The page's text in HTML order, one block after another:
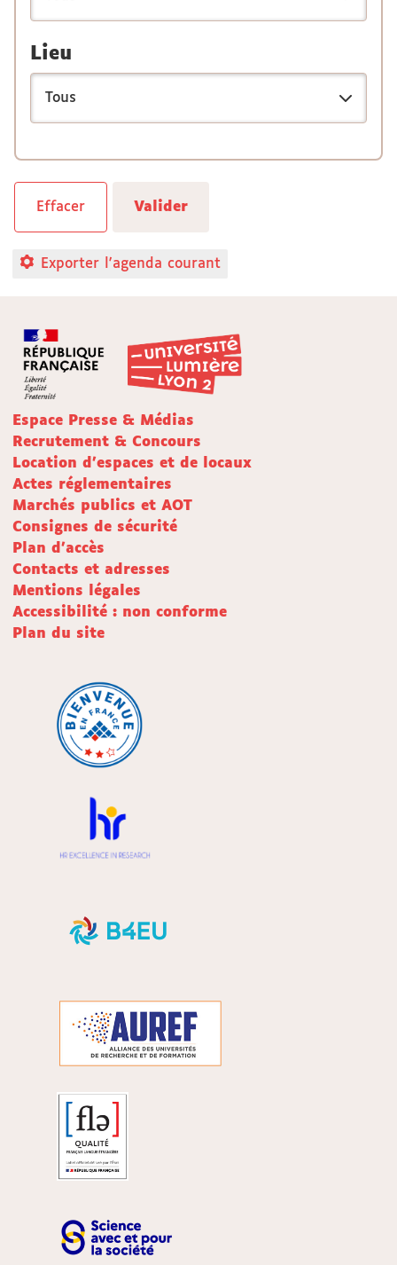
Lieu
Exporter l'agenda courant
Espace Presse & Médias
Recrutement & Concours
Location d'espaces et de locaux
Actes réglementaires
Marchés publics et AOT
Consignes de sécurité
Plan d'accès
Contacts et adresses
Mentions légales
Accessibilité : non conforme
Plan du site